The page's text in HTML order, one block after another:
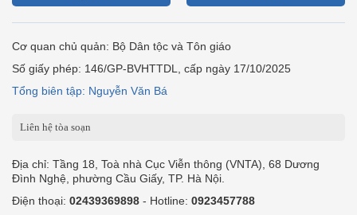
Cơ quan chủ quản: Bộ Dân tộc và Tôn giáo
Số giấy phép: 146/GP-BVHTTDL, cấp ngày 17/10/2025
Tổng biên tập: Nguyễn Văn Bá
Liên hệ tòa soạn
Địa chỉ: Tầng 18, Toà nhà Cục Viễn thông (VNTA), 68 Dương
Đình Nghệ, phường Cầu Giấy, TP. Hà Nội.
Điện thoại: 02439369898 - Hotline: 0923457788